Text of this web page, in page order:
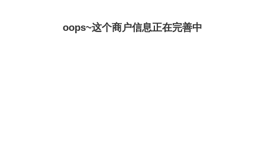
oops~这个商户信息正在完善中